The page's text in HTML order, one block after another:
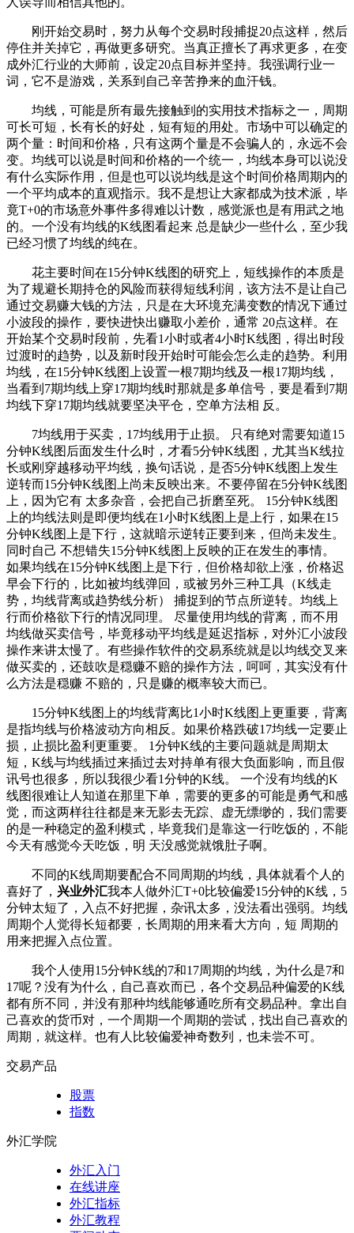
刚开始交易时，努力从每个交易时段捕捉20点这样，然后
停住并关掉它，再做更多研究。当真正擅长了再求更多，在变
成外汇行业的大师前，设定20点目标并坚持。我强调行业一
词，它不是游戏，关系到自己辛苦挣来的血汗钱。
均线，可能是所有最先接触到的实用技术指标之一，周期
可长可短，长有长的好处，短有短的用处。市场中可以确定的
两个量：时间和价格，只有这两个量是不会骗人的，永远不会
变。均线可以说是时间和价格的一个统一，均线本身可以说没
有什么实际作用，但是也可以说均线是这个时间价格周期内的
一个平均成本的直观指示。我不是想让大家都成为技术派，毕
竟T+0的市场意外事件多得难以计数，感觉派也是有用武之地
的。一个没有均线的K线图看起来 总是缺少一些什么，至少我
已经习惯了均线的纯在。
花主要时间在15分钟K线图的研究上，短线操作的本质是
为了规避长期持仓的风险而获得短线利润，该方法不是让自己
通过交易赚大钱的方法，只是在大环境充满变数的情况下通过
小波段的操作，要快进快出赚取小差价，通常 20点这样。在
开始某个交易时段前，先看1小时或者4小时K线图，得出时段
过渡时的趋势，以及新时段开始时可能会怎么走的趋势。利用
均线，在15分钟K线图上设置一根7期均线及一根17期均线，
当看到7期均线上穿17期均线时那就是多单信号，要是看到7期
均线下穿17期均线就要坚决平仓，空单方法相 反。
7均线用于买卖，17均线用于止损。 只有绝对需要知道15
分钟K线图后面发生什么时，才看5分钟K线图，尤其当K线拉
长或刚穿越移动平均线，换句话说，是否5分钟K线图上发生
逆转而15分钟K线图上尚未反映出来。不要停留在5分钟K线图
上，因为它有 太多杂音，会把自己折磨至死。 15分钟K线图
上的均线法则是即便均线在1小时K线图上是上行，如果在15
分钟K线图上是下行，这就暗示逆转正要到来，但尚未发生。
同时自己 不想错失15分钟K线图上反映的正在发生的事情。
如果均线在15分钟K线图上是下行，但价格却欲上涨，价格迟
早会下行的，比如被均线弹回，或被另外三种工具（K线走
势，均线背离或趋势线分析） 捕捉到的节点所逆转。均线上
行而价格欲下行的情况同理。 尽量使用均线的背离，而不用
均线做买卖信号，毕竟移动平均线是延迟指标，对外汇小波段
操作来讲太慢了。有些操作软件的交易系统就是以均线交叉来
做买卖的，还鼓吹是穏赚不赔的操作方法，呵呵，其实没有什
么方法是穏赚 不赔的，只是赚的概率较大而已。
15分钟K线图上的均线背离比1小时K线图上更重要，背离
是指均线与价格波动方向相反。如果价格跌破17均线一定要止
损，止损比盈利更重要。 1分钟K线的主要问题就是周期太
短，K线与均线插过来插过去对持单有很大负面影响，而且假
讯号也很多，所以我很少看1分钟的K线。 一个没有均线的K
线图很难让人知道在那里下单，需要的更多的可能是勇气和感
觉，而这两样往往都是来无影去无踪、虚无缥缈的，我们需要
的是一种稳定的盈利模式，毕竟我们是靠这一行吃饭的，不能
今天有感觉今天吃饭，明 天没感觉就饿肚子啊。
不同的K线周期要配合不同周期的均线，具体就看个人的
喜好了， 兴业外汇我本人做外汇T+0比较偏爱15分钟的K线，5
分钟太短了，入点不好把握，杂讯太多，没法看出强弱。均线
周期个人觉得长短都要，长周期的用来看大方向，短 周期的
用来把握入点位置。
我个人使用15分钟K线的7和17周期的均线，为什么是7和
17呢？没有为什么，自己喜欢而已，各个交易品种偏爱的K线
都有所不同，并没有那种均线能够通吃所有交易品种。拿出自
己喜欢的货币对，一个周期一个周期的尝试，找出自己喜欢的
周期，就这样。也有人比较偏爱神奇数列，也未尝不可。
交易产品
股票
指数
外汇学院
外汇入门
在线讲座
外汇指标
外汇教程